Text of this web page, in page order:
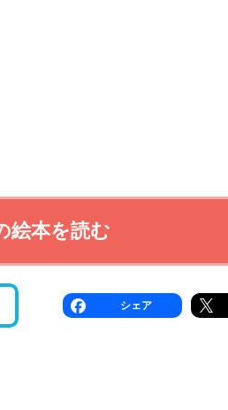
絵本を読む
シェア